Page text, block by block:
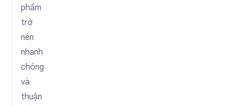
phẩm
trở
nên
nhanh
chóng
và
thuận